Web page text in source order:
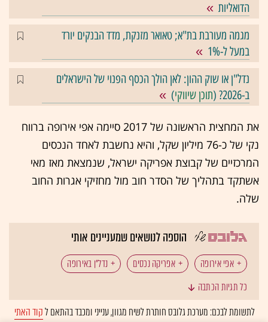
הדואליות
מגמה מעורבת בת"א; טאואר מזנקת, מדד הבנקים יורד
במעל ל-1%
נדל"ן או שוק ההון: לאן הולך הכסף הפנוי של הישראלים
ב-2026? (
תוכן שיווקי)
את המחצית הראשונה של 2017 סיימה אפי אירופה ברווח
נקי של כ-76 מיליון שקל, והיא נחשבת לאחד הנכסים
המרכזיים של קבוצת אפריקה ישראל, שנמצאת מאז מאי
אשתקד בתהליך של הסדר חוב מול מחזיקי אגרות החוב
שלה.
הוספה לנושאים שמעניינים אותי
אפי אירופה אפריקה נכסים נדל"ן באירופה
כל תגיות הכתבה
לתשומת לבכם: מערכת גלובס חותרת לשיח מגוון, ענייני ומכבד בהתאם לקוד האתי